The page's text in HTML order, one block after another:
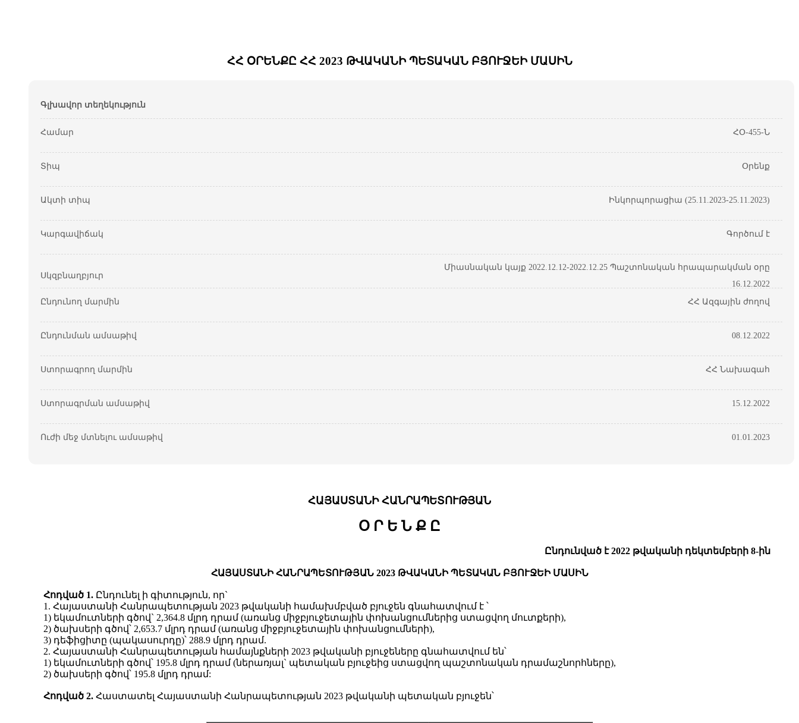
ՀՀ ՕՐԵՆՔԸ ՀՀ 2023 ԹՎԱԿԱՆԻ ՊԵՏԱԿԱՆ ԲՅՈՒՋԵԻ ՄԱՍԻՆ
Գլխավոր տեղեկություն
Համար ՀՕ-455-Ն
Տիպ Օրենք
Ակտի տիպ Ինկորպորացիա (25.11.2023-25.11.2023)
Կարգավիճակ Գործում է
Սկզբնաղբյուր
Միասնական կայք 2022.12.12-2022.12.25 Պաշտոնական հրապարակման օրը
16.12.2022
Ընդունող մարմին
ՀՀ Ազգային ժողով
Ընդունման ամսաթիվ 08.12.2022
Ստորագրող մարմին ՀՀ Նախագահ
Ստորագրման ամսաթիվ 15.12.2022
Ուժի մեջ մտնելու ամսաթիվ 01.01.2023
ՀԱՅԱՍՏԱՆԻ ՀԱՆՐԱՊԵՏՈՒԹՅԱՆ
Օ Ր Ե Ն Ք Ը
Ընդունված է 2022 թվականի դեկտեմբերի 8-ին
ՀԱՅԱՍՏԱՆԻ ՀԱՆՐԱՊԵՏՈՒԹՅԱՆ 2023 ԹՎԱԿԱՆԻ ՊԵՏԱԿԱՆ ԲՅՈՒՋԵԻ ՄԱՍԻՆ
Հոդված 1. Ընդունել ի գիտություն, որ`
1. Հայաստանի Հանրապետության 2023 թվականի համախմբված բյուջեն գնահատվում է ՝
1) եկամուտների գծով` 2,364.8 մլրդ դրամ (առանց միջբյուջետային փոխանցումներից ստացվող մուտքերի),
2) ծախսերի գծով՝ 2,653.7 մլրդ դրամ (առանց միջբյուջետային փոխանցումների),
3) դեֆիցիտը (պակասուրդը)՝ 288.9 մլրդ դրամ.
2. Հայաստանի Հանրապետության համայնքների 2023 թվականի բյուջեները գնահատվում են՝
1) եկամուտների գծով՝ 195.8 մլրդ դրամ (ներառյալ` պետական բյուջեից ստացվող պաշտոնական դրամաշնորհները),
2) ծախսերի գծով՝ 195.8 մլրդ դրամ:
Հոդված 2. Հաստատել Հայաստանի Հանրապետության 2023 թվականի պետական բյուջեն՝